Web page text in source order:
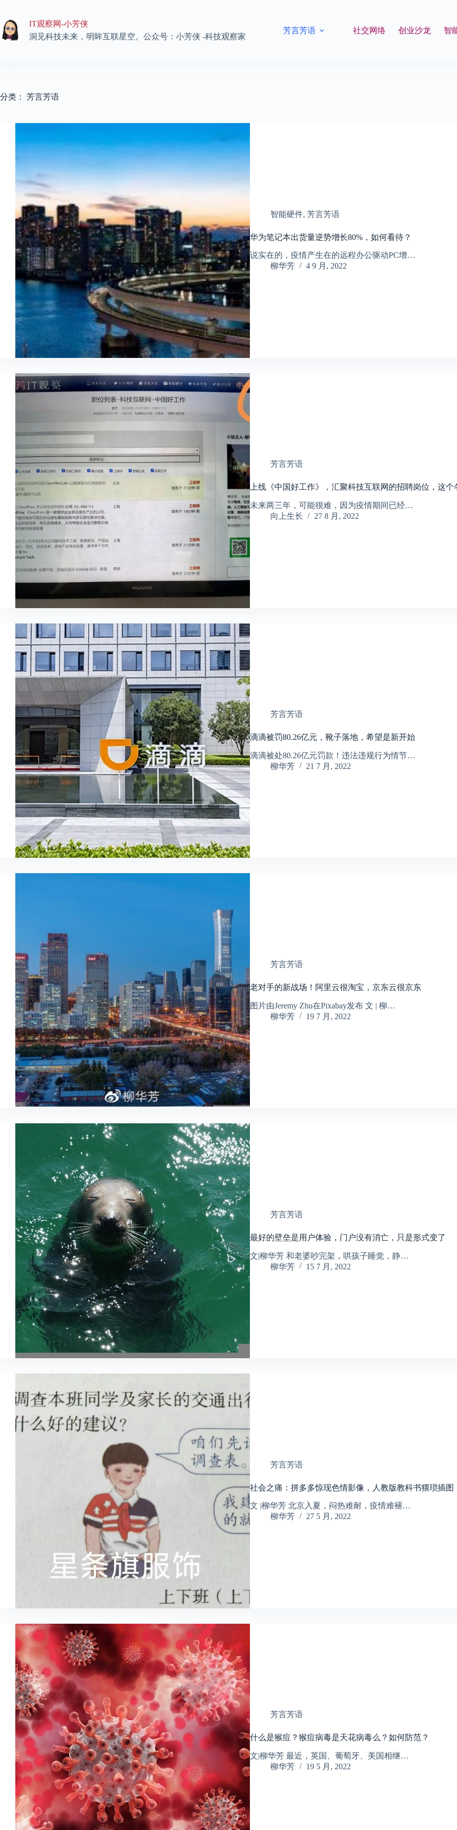
内
容
IT观察网-小芳侠
洞见科技未来，明眸互联星空。公众号：小芳侠 -科技观察家
芳言芳语 社交网络 创业沙龙 智
分类： 芳言芳语
智能硬件, 芳言芳语
华为笔记本出货量逆势增长80%，如何看待？
说实在的，疫情产生在的远程办公驱动PC增…
柳华芳
4 9 月, 2022
芳言芳语
上线《中国好工作》，汇聚科技互联网的招聘岗位，这个
未来两三年，可能很难，因为疫情期间已经…
向上生长
27 8 月, 2022
芳言芳语
滴滴被罚80.26亿元，靴子落地，希望是新开始
滴滴被处80.26亿元罚款！违法违规行为情节…
柳华芳
21 7 月, 2022
芳言芳语
老对手的新战场！阿里云很淘宝，京东云很京东
​​图片由Jeremy Zhu在Pixabay发布 文 | 柳…
柳华芳
19 7 月, 2022
芳言芳语
最好的壁垒是用户体验，门户没有消亡，只是形式变了
文|柳华芳 和老婆吵完架，哄孩子睡觉，静…
柳华芳
15 7 月, 2022
芳言芳语
社会之痛：拼多多惊现色情影像，人教版教科书猥琐插图
文 |柳华芳 北京入夏，闷热难耐，疫情难褪…
柳华芳
27 5 月, 2022
芳言芳语
什么是猴痘？猴痘病毒是天花病毒么？如何防范？
文|柳华芳 最近，英国、葡萄牙、美国相继…
柳华芳
19 5 月, 2022